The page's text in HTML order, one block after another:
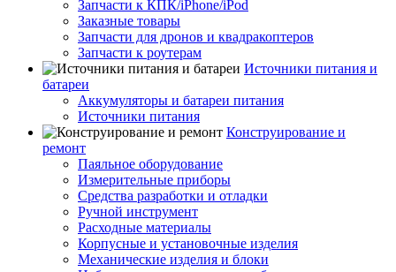
Запчасти к КПК/iPhone/iPod
Заказные товары
Запчасти для дронов и квадракоптеров
Запчасти к роутерам
Источники питания и
батареи
Аккумуляторы и батареи питания
Источники питания
Конструирование и
ремонт
Паяльное оборудование
Измерительные приборы
Средства разработки и отладки
Ручной инструмент
Расходные материалы
Корпусные и установочные изделия
Механические изделия и блоки